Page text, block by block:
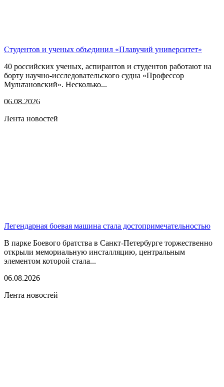
Студентов и ученых объединил «Плавучий университет»
40 российских ученых, аспирантов и студентов работают на
борту научно-исследовательского судна «Профессор
Мультановский». Несколько...
06.08.2026
Лента новостей
Легендарная боевая машина стала достопримечательностью
В парке Боевого братства в Санкт-Петербурге торжественно
открыли мемориальную инсталляцию, центральным
элементом которой стала...
06.08.2026
Лента новостей